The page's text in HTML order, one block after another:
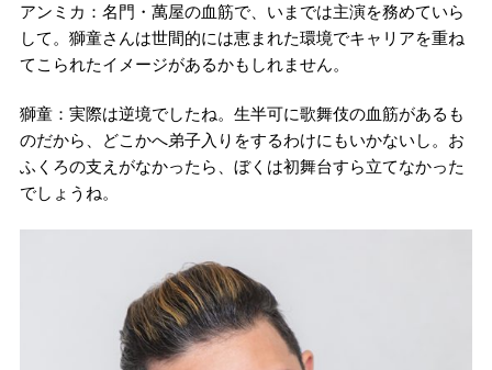
アンミカ：名門・萬屋の血筋で、いまでは主演を務めていら
して。獅童さんは世間的には恵まれた環境でキャリアを重ね
てこられたイメージがあるかもしれません。
獅童：実際は逆境でしたね。生半可に歌舞伎の血筋があるも
のだから、どこかへ弟子入りをするわけにもいかないし。お
ふくろの支えがなかったら、ぼくは初舞台すら立てなかった
でしょうね。